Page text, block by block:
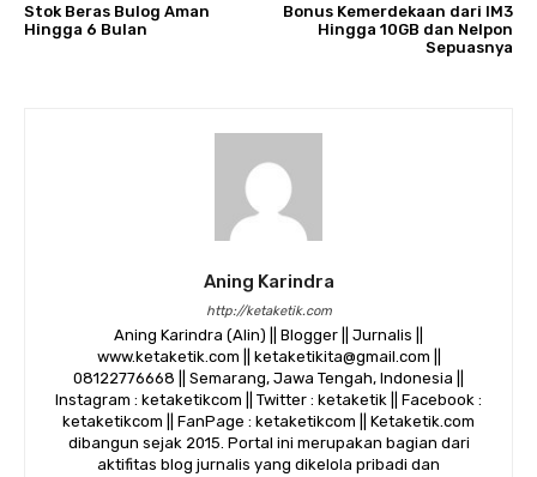
Stok Beras Bulog Aman
Hingga 6 Bulan
Bonus Kemerdekaan dari IM3
Hingga 10GB dan Nelpon
Sepuasnya
Aning Karindra
http://ketaketik.com
Aning Karindra (Alin) || Blogger || Jurnalis ||
www.ketaketik.com || ketaketikita@gmail.com ||
08122776668 || Semarang, Jawa Tengah, Indonesia ||
Instagram : ketaketikcom || Twitter : ketaketik || Facebook :
ketaketikcom || FanPage : ketaketikcom || Ketaketik.com
dibangun sejak 2015. Portal ini merupakan bagian dari
aktifitas blog jurnalis yang dikelola pribadi dan